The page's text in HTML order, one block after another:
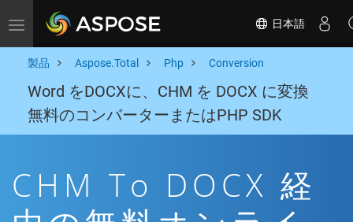
Toggle navigation 日本語
製品 Aspose.Total Php Conversion
Word をDOCXに、CHM を DOCX に変換
無料のコンバーターまたはPHP SDK
CHM To DOCX 経